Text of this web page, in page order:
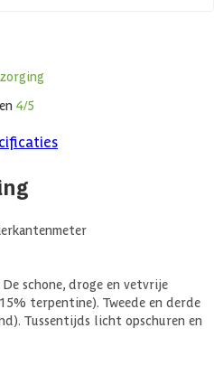
4/5
schone, droge en vetvrije
terpentine). Tweede en derde
Tussentijds licht opschuren en